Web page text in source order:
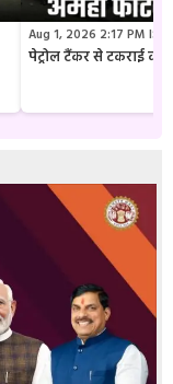
Aug 1, 2026 2:17 PM IST
पेट्रोल टैंकर से टकराई